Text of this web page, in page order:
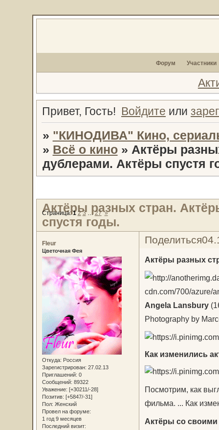
Форум Участники
Привет, Гость! Войдите или
» "КИНОДИВА" Кино,
» Всё о кино » Актёры
дублерами. Актёры спустя
Актёры разных стран.
спустя годы.
Страница:1 2 3 … 27 »
Поделиться
Fleur
Цветочная Фея
Откуда: Россия
Зарегистрирован: 27.02.13
Приглашений: 0
Сообщений: 89322
Уважение: [+30211/-28]
Позитив: [+5847/-31]
Пол: Женский
Провел на форуме:
1 год 9 месяцев
Последний визит:
Актёры разных
Angela Lansbury
Photography by
Как изменились
Посмотрим, как
фильма. ... Как
Актёры со